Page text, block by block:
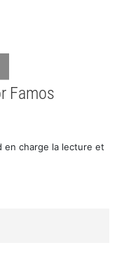
Famos
en charge la lecture et